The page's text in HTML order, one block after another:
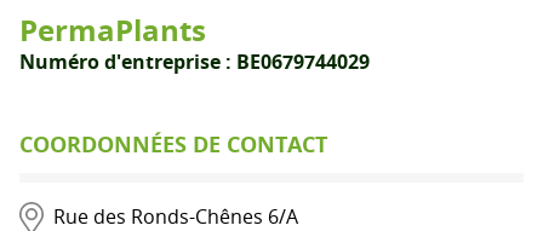
PermaPlants
Numéro d'entreprise : BE0679744029
COORDONNÉES DE CONTACT
Rue des Ronds-Chênes 6/A